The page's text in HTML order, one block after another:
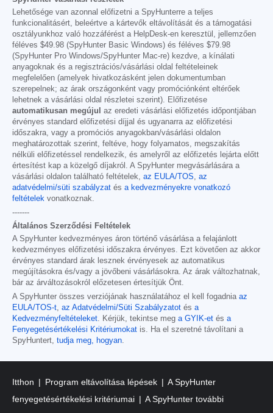
Lehetősége van azonnal előfizetni a SpyHunterre a teljes
funkcionalitásért, beleértve a kártevők eltávolítását és a támogatási
osztályunkhoz való hozzáférést a HelpDesk-en keresztül, jellemzően
féléves $49.98 (SpyHunter Basic Windows) és féléves $79.98
(SpyHunter Pro Windows/SpyHunter Mac-re) kezdve, a kínálati
anyagoknak és a regisztrációs/vásárlási oldal feltételeinek
megfelelően (amelyek hivatkozásként jelen dokumentumban
szerepelnek; az árak országonként vagy promóciónként eltérőek
lehetnek a vásárlási oldal részletei szerint). Előfizetése
automatikusan megújul
az eredeti vásárlási előfizetés időpontjában
érvényes standard előfizetési díjjal és ugyanarra az előfizetési
időszakra, vagy a promóciós anyagokban/vásárlási oldalon
meghatározottak szerint, feltéve, hogy folyamatos, megszakítás
nélküli előfizetéssel rendelkezik, és amelyről az előfizetés lejárta előtt
értesítést kap a közelgő díjakról. A SpyHunter megvásárlására a
vásárlási oldalon található feltételek, az EULA/TOS, az
adatvédelmi/süti szabályzat és a kedvezményekre vonatkozó
feltételek vonatkoznak.
-------
Általános Szerződési Feltételek
A SpyHunter kedvezményes áron történő vásárlása a felajánlott
kedvezményes előfizetési időszakra érvényes. Ezt követően az akkor
érvényes standard árak lesznek érvényesek az automatikus
megújításokra és/vagy a jövőbeni vásárlásokra. Az árak változhatnak,
bár az árváltozásokról előzetesen értesítjük Önt.
A SpyHunter összes verziójának használatához el kell fogadnia az
EULA/TOS-t, az Adatvédelmi/Süti Szabályzatot és a
Kedvezményfeltételeket. Kérjük, tekintse meg a GYIK-et és a
Fenyegetésértékelési Kritériumokat is. Ha el szeretné távolítani a
SpyHuntert, tudja meg, hogyan.
Itthon Program eltávolítása lépések
A SpyHunter
fenyegetésértékelési kritériumai
A SpyHunter további